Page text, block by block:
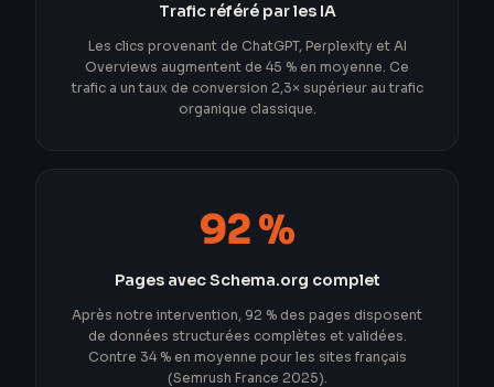
Trafic référé par les IA
Les clics provenant de ChatGPT, Perplexity et AI
Overviews augmentent de 45 % en moyenne. Ce
trafic a un taux de conversion 2,3× supérieur au trafic
organique classique.
92 %
Pages avec Schema.org complet
Après notre intervention, 92 % des pages disposent
de données structurées complètes et validées.
Contre 34 % en moyenne pour les sites français
(Semrush France 2025).